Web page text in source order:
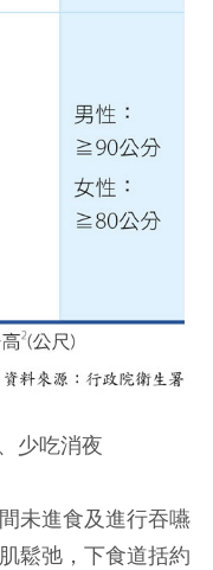
少吃消夜
未進食及進行吞嚥
鬆弛，下食道括約